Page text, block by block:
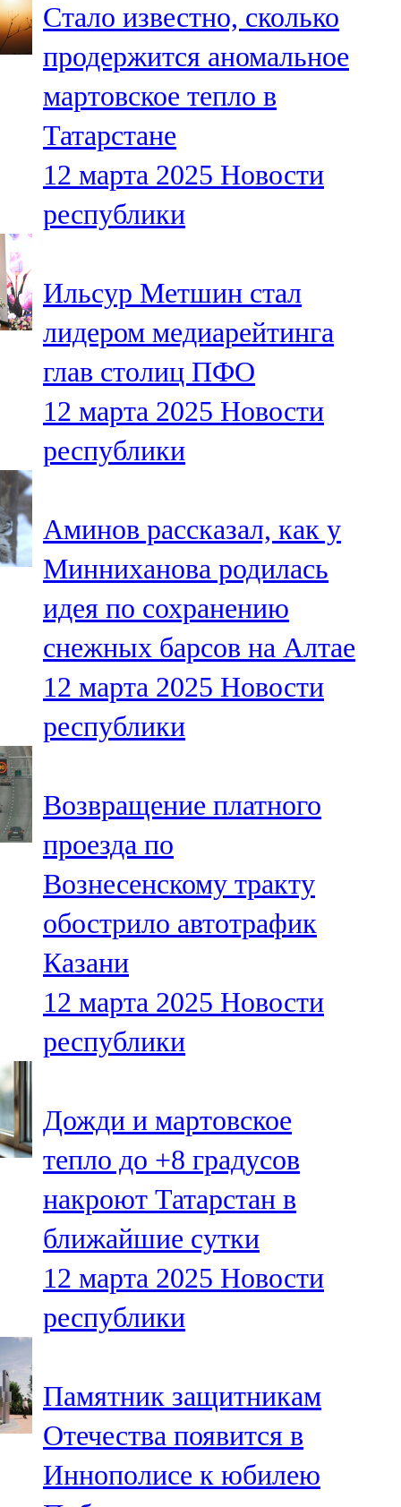
106,1 FM
Кама тамагы
71,51 FM
Кукмара
107,9 FM
Лениногорский
Мамадыш
106,2 FM
Минзәлә
107,3 FM
Мөслим
Нурлат
104,7 FM
Олы Әтнә
71,42 FM
Сарман
107,8 FM
106,1 FM
Түбән Кама
102,6 FM
Чирмешән
107,7 FM
Чистай
103,0 FM
91,0 FM
Шәмәрдән
102,3 FM
Яңа чишмә
107,0 FM
Яр Чаллы
Стало известно, сколько
продержится аномальное
мартовское тепло в
Татарстане
12 марта 2025 Новости
республики
Ильсур Метшин стал
лидером медиарейтинга
глав столиц ПФО
12 марта 2025 Новости
республики
Аминов рассказал, как у
Минниханова родилась
идея по сохранению
снежных барсов на Алтае
12 марта 2025 Новости
республики
Возвращение платного
проезда по
Вознесенскому тракту
обострило автотрафик
Казани
12 марта 2025 Новости
республики
Дожди и мартовское
тепло до +8 градусов
накроют Татарстан в
ближайшие сутки
12 марта 2025 Новости
республики
Памятник защитникам
Отечества появится в
Иннополисе к юбилею